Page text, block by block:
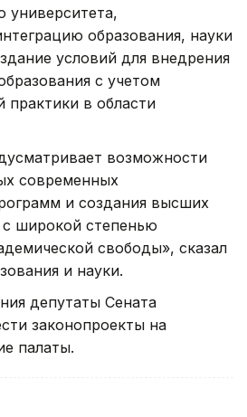
университета,
образования, науки
условий для внедрения
с учетом
в области
возможности
современных
и создания высших
широкой степенью
свободы», сказал
и науки.
депутаты Сената
законопроекты на
палаты.